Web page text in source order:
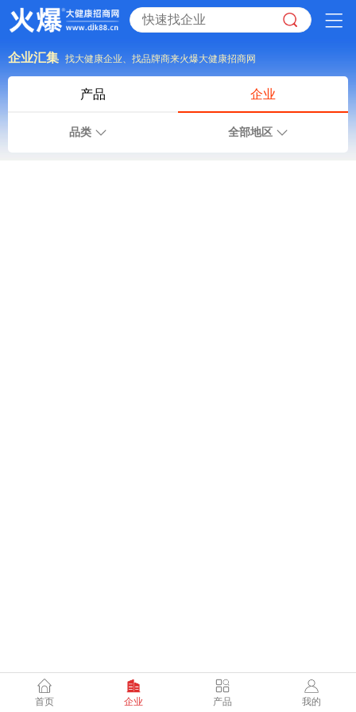
企业汇集 找大健康企业、找品牌商来火爆大健康招商网
产品 企业
品类 全部地区
首页 企业 产品 我的